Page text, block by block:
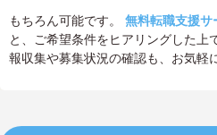
もちろん可能です。 無料転職支援サ
と、ご希望条件をヒアリングした上
報収集や募集状況の確認も、お気軽